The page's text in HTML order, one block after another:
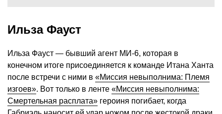
Ильза Фауст
Ильза Фауст — бывший агент МИ-6, которая в
конечном итоге присоединяется к команде Итана Ханта
после встречи с ними в «Миссия невыполнима: Племя
изгоев». Вот только в ленте «Миссия невыполнима:
Смертельная расплата» героиня погибает, когда